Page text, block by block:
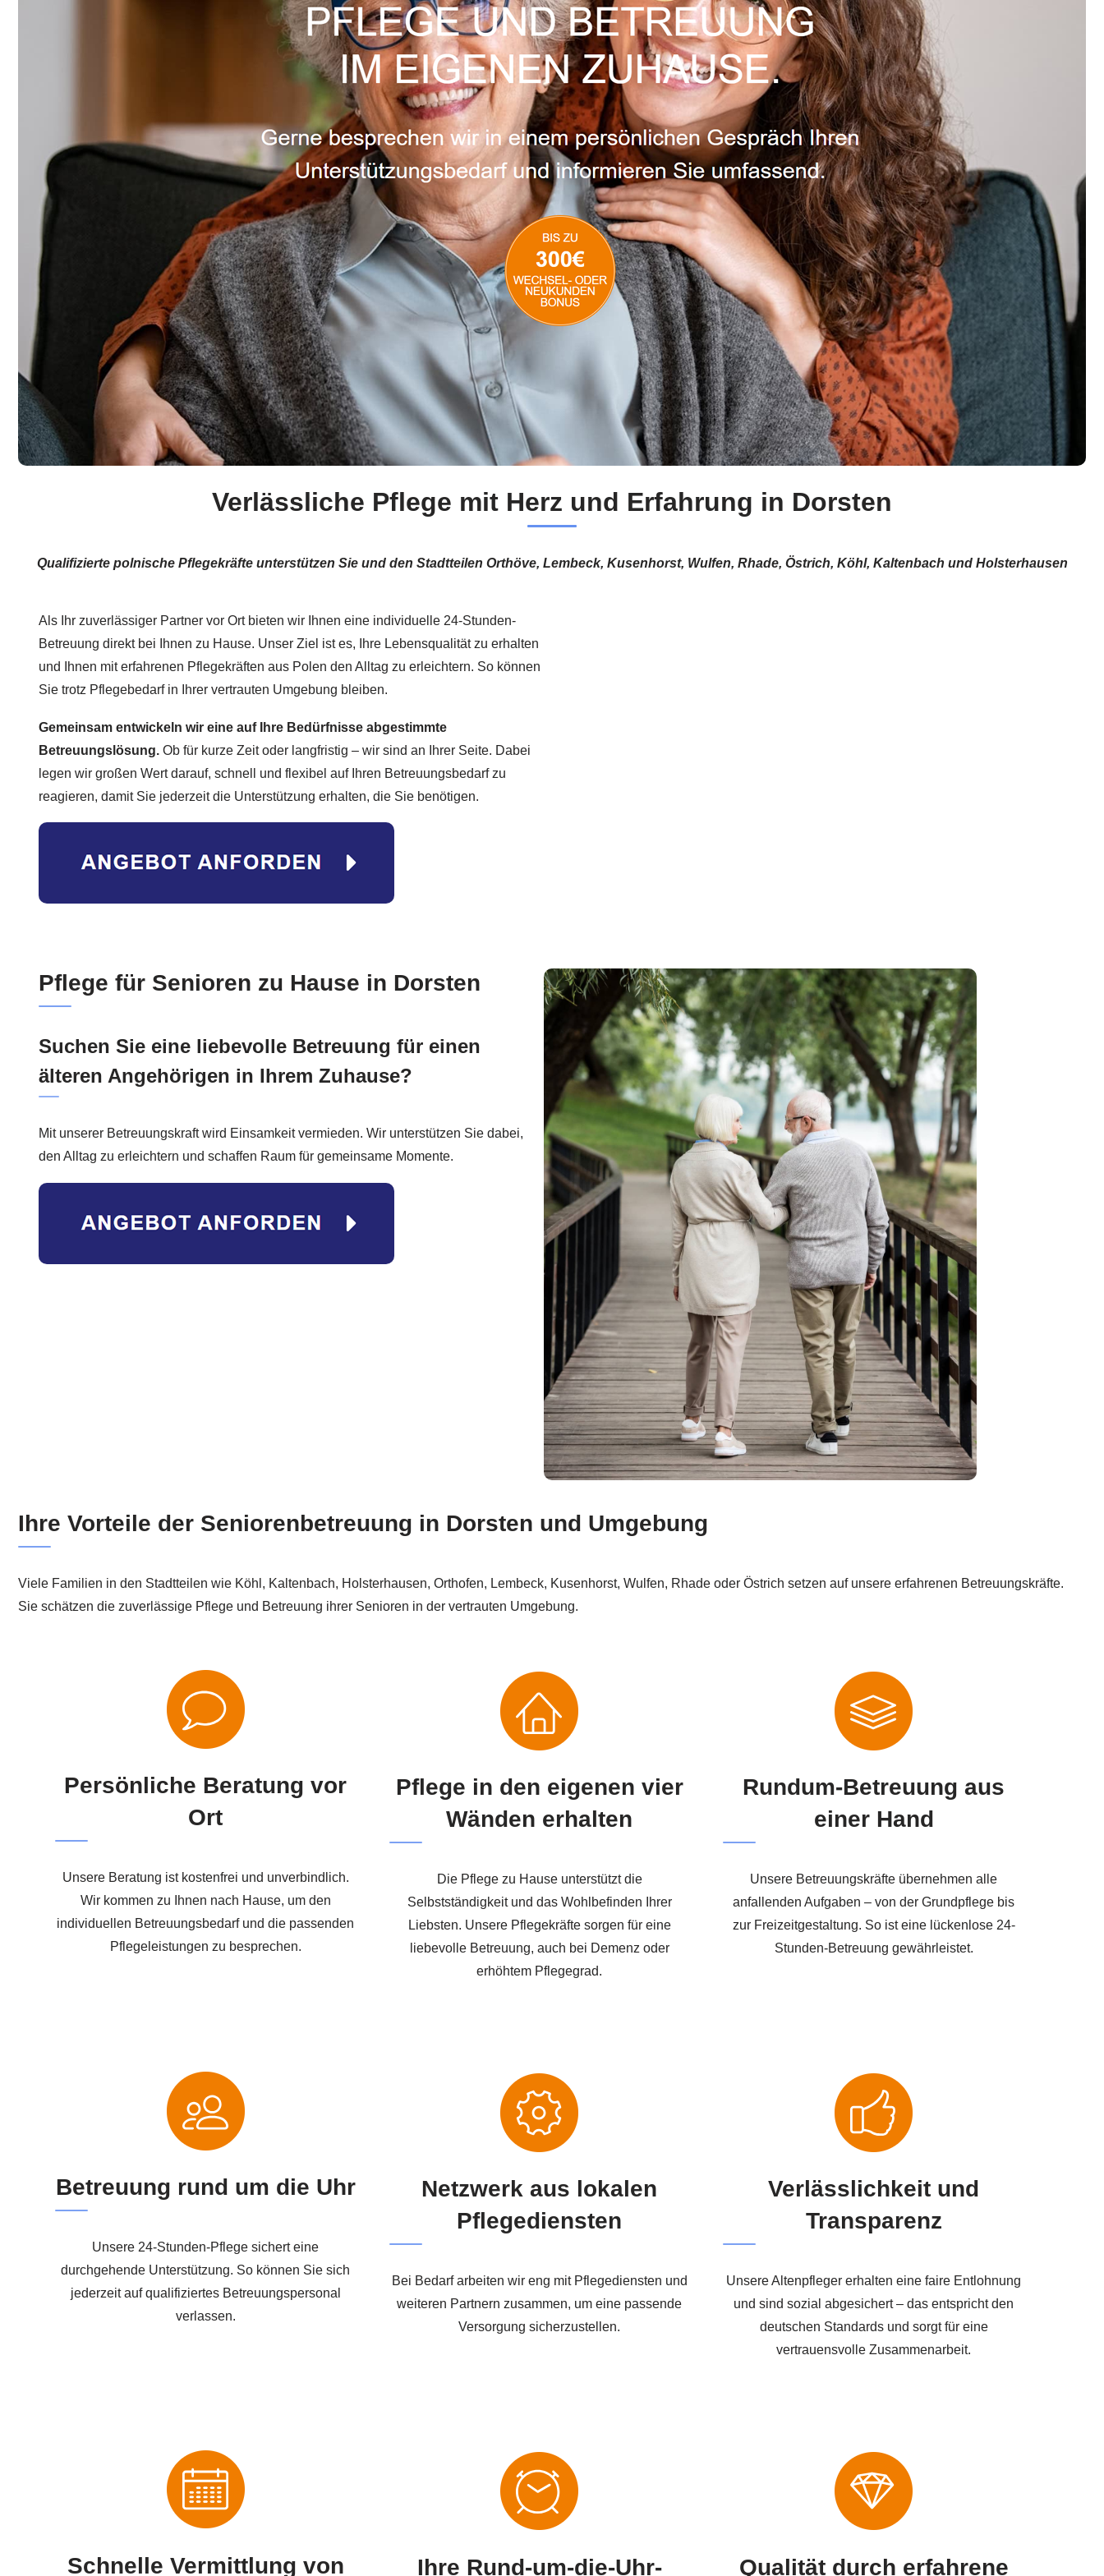
Verlässliche Pflege mit Herz und Erfahrung in Dorsten
Qualifizierte polnische Pflegekräfte unterstützen Sie und den Stadtteilen Orthöve, Lembeck, Kusenhorst, Wulfen, Rhade, Östrich, Köhl, Kaltenbach und Holsterhausen
Als Ihr zuverlässiger Partner vor Ort bieten wir Ihnen eine individuelle 24-Stunden-
Betreuung direkt bei Ihnen zu Hause. Unser Ziel ist es, Ihre Lebensqualität zu erhalten
und Ihnen mit erfahrenen Pflegekräften aus Polen den Alltag zu erleichtern. So können
Sie trotz Pflegebedarf in Ihrer vertrauten Umgebung bleiben.
Gemeinsam entwickeln wir eine auf Ihre Bedürfnisse abgestimmte
Betreuungslösung. Ob für kurze Zeit oder langfristig – wir sind an Ihrer Seite. Dabei
legen wir großen Wert darauf, schnell und flexibel auf Ihren Betreuungsbedarf zu
reagieren, damit Sie jederzeit die Unterstützung erhalten, die Sie benötigen.
Pflege für Senioren zu Hause in Dorsten
Suchen Sie eine liebevolle Betreuung für einen
älteren Angehörigen in Ihrem Zuhause?
Mit unserer Betreuungskraft wird Einsamkeit vermieden. Wir unterstützen Sie dabei,
den Alltag zu erleichtern und schaffen Raum für gemeinsame Momente.
Ihre Vorteile der Seniorenbetreuung in Dorsten und Umgebung
Viele Familien in den Stadtteilen wie Köhl, Kaltenbach, Holsterhausen, Orthofen, Lembeck, Kusenhorst, Wulfen, Rhade oder Östrich setzen auf unsere erfahrenen Betreuungskräfte.
Sie schätzen die zuverlässige Pflege und Betreuung ihrer Senioren in der vertrauten Umgebung.
Persönliche Beratung vor
Ort
Unsere Beratung ist kostenfrei und unverbindlich.
Wir kommen zu Ihnen nach Hause, um den
individuellen Betreuungsbedarf und die passenden
Pflegeleistungen zu besprechen.
Pflege in den eigenen vier
Wänden erhalten
Die Pflege zu Hause unterstützt die
Selbstständigkeit und das Wohlbefinden Ihrer
Liebsten. Unsere Pflegekräfte sorgen für eine
liebevolle Betreuung, auch bei Demenz oder
erhöhtem Pflegegrad.
Rundum-Betreuung aus
einer Hand
Unsere Betreuungskräfte übernehmen alle
anfallenden Aufgaben – von der Grundpflege bis
zur Freizeitgestaltung. So ist eine lückenlose 24-
Stunden-Betreuung gewährleistet.
Betreuung rund um die Uhr
Unsere 24-Stunden-Pflege sichert eine
durchgehende Unterstützung. So können Sie sich
jederzeit auf qualifiziertes Betreuungspersonal
verlassen.
Netzwerk aus lokalen
Pflegediensten
Bei Bedarf arbeiten wir eng mit Pflegediensten und
weiteren Partnern zusammen, um eine passende
Versorgung sicherzustellen.
Verlässlichkeit und
Transparenz
Unsere Altenpfleger erhalten eine faire Entlohnung
und sind sozial abgesichert – das entspricht den
deutschen Standards und sorgt für eine
vertrauensvolle Zusammenarbeit.
Schnelle Vermittlung von Ihre Rund-um-die-Uhr- Qualität durch erfahrene